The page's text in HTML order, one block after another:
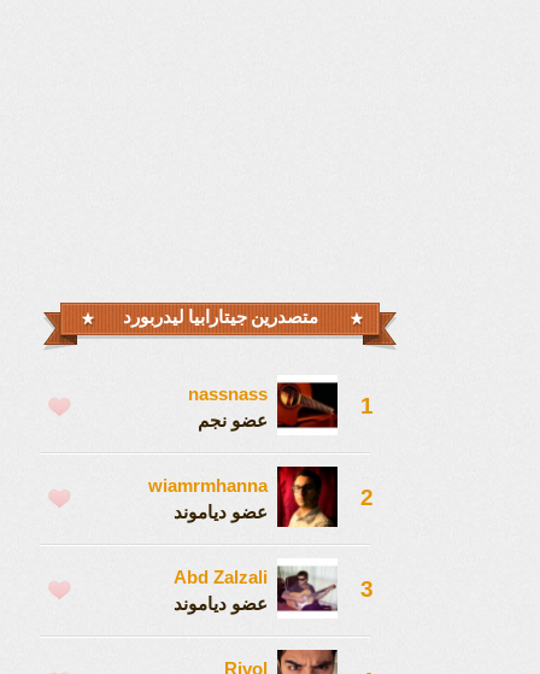
متصدرين جيتارابيا ليدربورد
1
nassnass
عضو نجم
2
wiamrmhanna
عضو دياموند
3
Abd Zalzali
عضو دياموند
Rivol